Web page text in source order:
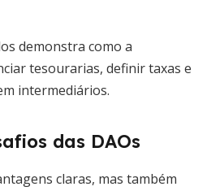
demonstra como a
tesourarias, definir taxas e
intermediários.
das DAOs
claras, mas também